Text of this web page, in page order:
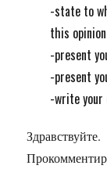
-state to
this opinion
-present
-present
-write your
Здравствуйте.